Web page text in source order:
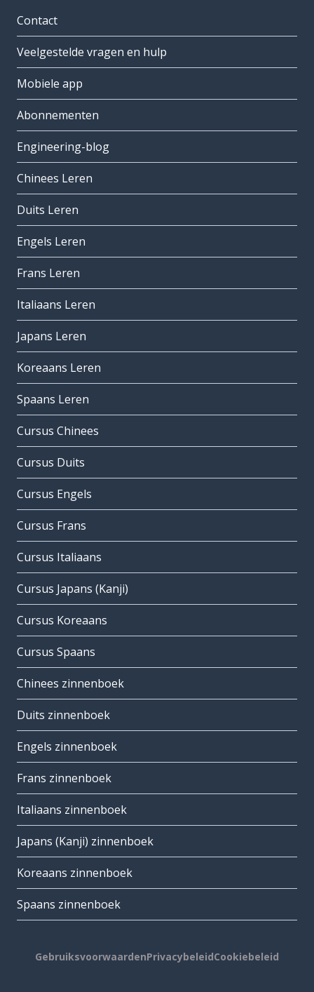
Contact
Veelgestelde vragen en hulp
Mobiele app
Abonnementen
Engineering-blog
Chinees Leren
Duits Leren
Engels Leren
Frans Leren
Italiaans Leren
Japans Leren
Koreaans Leren
Spaans Leren
Cursus Chinees
Cursus Duits
Cursus Engels
Cursus Frans
Cursus Italiaans
Cursus Japans (Kanji)
Cursus Koreaans
Cursus Spaans
Chinees zinnenboek
Duits zinnenboek
Engels zinnenboek
Frans zinnenboek
Italiaans zinnenboek
Japans (Kanji) zinnenboek
Koreaans zinnenboek
Spaans zinnenboek
GebruiksvoorwaardenPrivacybeleidCookiebeleid